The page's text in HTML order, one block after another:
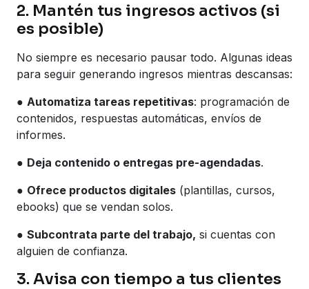
2. Mantén tus ingresos activos (si
es posible)
No siempre es necesario pausar todo. Algunas ideas
para seguir generando ingresos mientras descansas:
● Automatiza tareas repetitivas: programación de
contenidos, respuestas automáticas, envíos de
informes.
● Deja contenido o entregas pre-agendadas.
● Ofrece productos digitales (plantillas, cursos,
ebooks) que se vendan solos.
● Subcontrata parte del trabajo, si cuentas con
alguien de confianza.
3. Avisa con tiempo a tus clientes